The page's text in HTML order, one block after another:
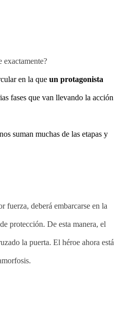
exactamente?
en la que un protagonista
fases que van llevando la acción
suman muchas de las etapas y
fuerza, deberá embarcarse en la
protección. De esta manera, el
la puerta. El héroe ahora está